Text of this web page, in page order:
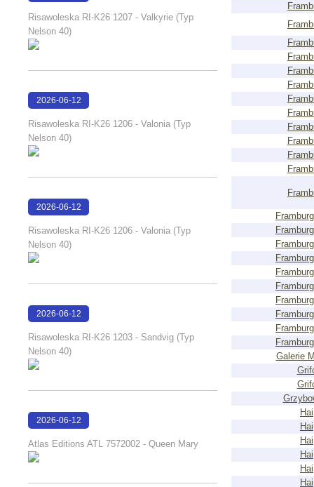
Galerie
Hai
Hai
Hai
Hai
Hai
Hai
Risawoleska RI-K26 1207 - Valkyrie (Typ
Nelson 40)
2026-06-12
Risawoleska RI-K26 1206 - Valonia (Typ
Nelson 40)
2026-06-12
Risawoleska RI-K26 1206 - Valonia (Typ
Nelson 40)
2026-06-12
Risawoleska RI-K26 1203 - Sandvig (Typ
Nelson 40)
2026-06-12
Atlas Editions ATL 7572002 - Queen Mary